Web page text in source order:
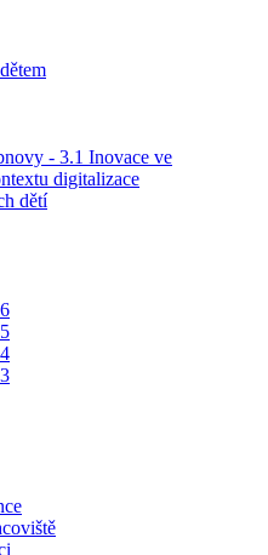
- 3.1 Inovace ve
digitalizace
dětí